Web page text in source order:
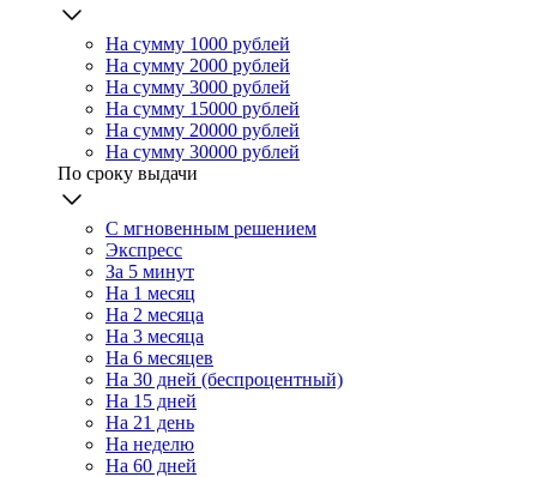
На сумму 1000 рублей
На сумму 2000 рублей
На сумму 3000 рублей
На сумму 15000 рублей
На сумму 20000 рублей
На сумму 30000 рублей
По сроку выдачи
С мгновенным решением
Экспресс
За 5 минут
На 1 месяц
На 2 месяца
На 3 месяца
На 6 месяцев
На 30 дней (беспроцентный)
На 15 дней
На 21 день
На неделю
На 60 дней